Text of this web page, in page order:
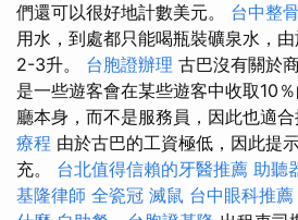
們還可以很好地計數美元。 台中整
用水，到處都只能喝瓶裝礦泉水，
2-3升。 台胞證辦理 古巴沒有關於
是一些遊客會在某些遊客中收取10
廳本身，而不是服務員，因此也適合
療程 由於古巴的工資極低，因此提
充。 台北值得信賴的牙醫推薦 助聽
基隆律師 全瓷冠 滅鼠 台中眼科推薦